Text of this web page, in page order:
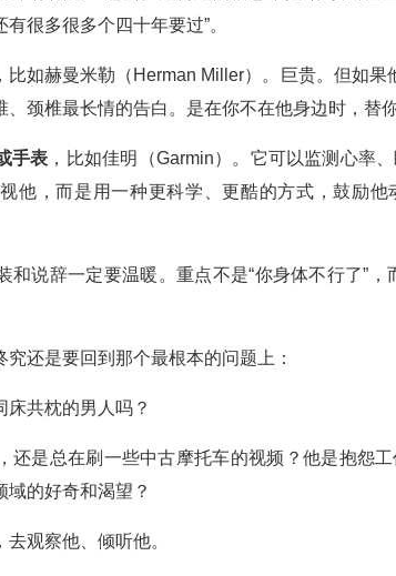
很多很多个四十年要过”。
比如赫曼米勒（Herman Miller）。巨贵。但如果
、颈椎最长情的告白。是在你不在他身边时，替
手表 ，比如佳明（Garmin）。它可以监测心率
他，而是用一种更科学、更酷的方式，鼓励他
和说辞一定要温暖。重点不是“你身体不行了”，
还是要回到那个最根本的问题上：
共枕的男人吗？
还是总在刷一些中古摩托车的视频？他是抱怨
域的好奇和渴望？
观察他、倾听他。